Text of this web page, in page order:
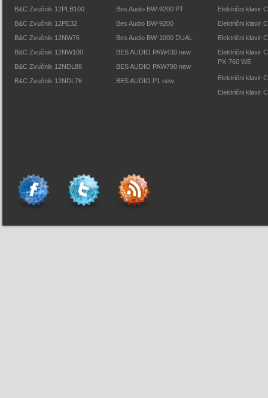
B&C Zvučnik 12PLB100
B&C Zvučnik 12PE32
B&C Zvučnik 12NW76
B&C Zvučnik 12NW100
B&C Zvučnik 12NDL88
B&C Zvučnik 12NDL76
Bes Audio BW-9200 PT
Bes Audio BW-9200
Bes Audio BW-1000 DUAL
BES AUDIO PAW430 new
BES AUDIO PAW790 new
BES AUDIO P1 new
Električni klavir
Električni klavir
Električni klavir
Električni klavir
PX-760 WE
Električni klavir
Električni klavir